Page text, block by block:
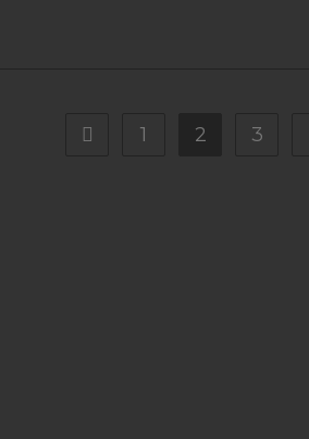
Go to the previous page
1 2 3